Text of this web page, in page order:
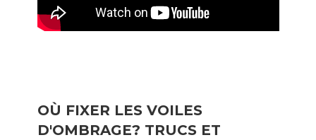
OÙ FIXER LES VOILES
D'OMBRAGE? TRUCS ET